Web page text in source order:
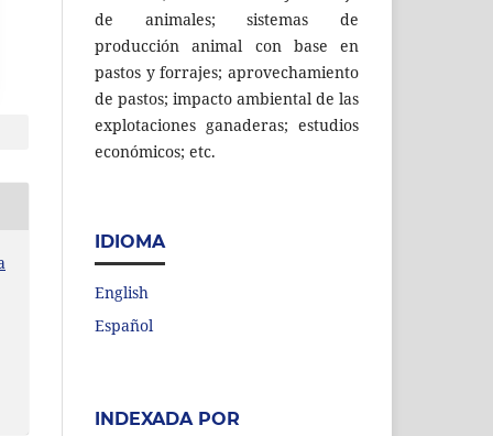
de animales; sistemas de
producción animal con base en
pastos y forrajes; aprovechamiento
de pastos; impacto ambiental de las
explotaciones ganaderas; estudios
económicos; etc.
IDIOMA
English
Español
INDEXADA POR